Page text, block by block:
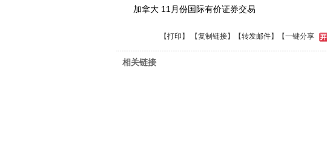
加拿大 11月份国际有价证券交易
【打印 】 【复制链接】【转发邮件】 【一键分享
相关链接